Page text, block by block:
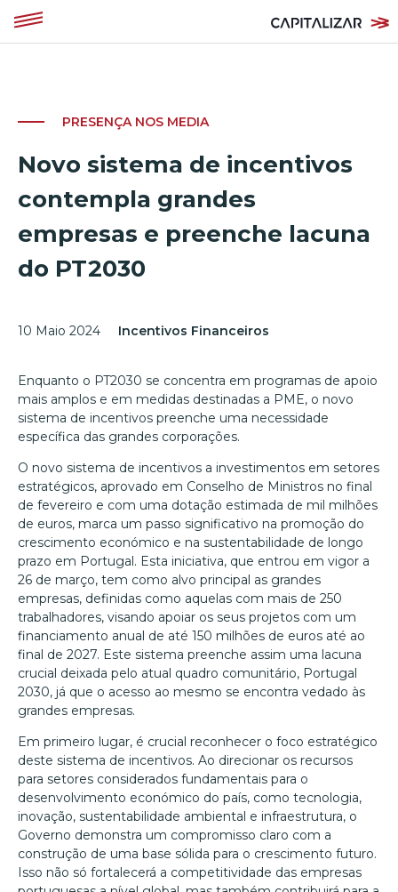
PRESENÇA NOS MEDIA
Novo sistema de incentivos
contempla grandes
empresas e preenche lacuna
do PT2030
10 Maio 2024 Incentivos Financeiros
Enquanto o PT2030 se concentra em programas de apoio
mais amplos e em medidas destinadas a PME, o novo
sistema de incentivos preenche uma necessidade
específica das grandes corporações.
O novo sistema de incentivos a investimentos em setores
estratégicos, aprovado em Conselho de Ministros no final
de fevereiro e com uma dotação estimada de mil milhões
de euros, marca um passo significativo na promoção do
crescimento económico e na sustentabilidade de longo
prazo em Portugal. Esta iniciativa, que entrou em vigor a
26 de março, tem como alvo principal as grandes
empresas, definidas como aquelas com mais de 250
trabalhadores, visando apoiar os seus projetos com um
financiamento anual de até 150 milhões de euros até ao
final de 2027. Este sistema preenche assim uma lacuna
crucial deixada pelo atual quadro comunitário, Portugal
2030, já que o acesso ao mesmo se encontra vedado às
grandes empresas.
Em primeiro lugar, é crucial reconhecer o foco estratégico
deste sistema de incentivos. Ao direcionar os recursos
para setores considerados fundamentais para o
desenvolvimento económico do país, como tecnologia,
inovação, sustentabilidade ambiental e infraestrutura, o
Governo demonstra um compromisso claro com a
construção de uma base sólida para o crescimento futuro.
Isso não só fortalecerá a competitividade das empresas